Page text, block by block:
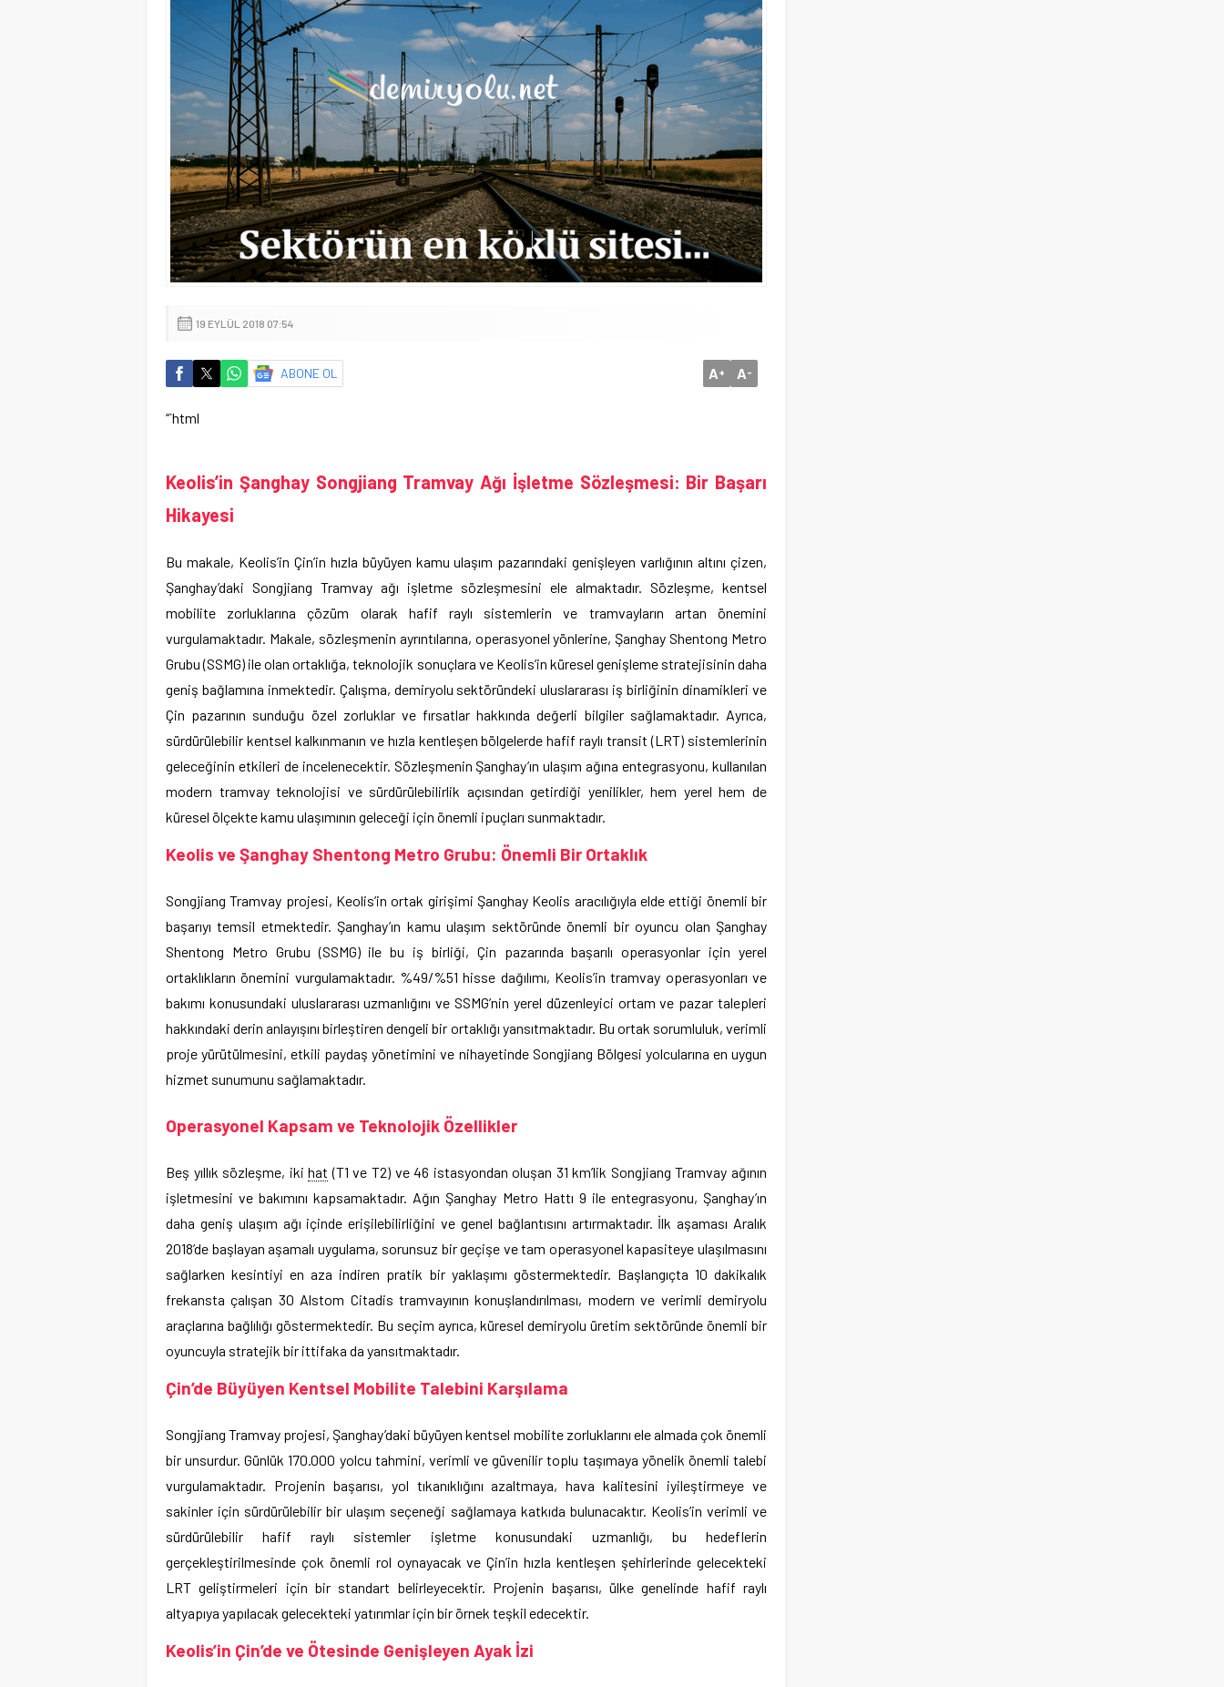
19 EYLÜL 2018 07:54
ABONE OL A+ A-
“`html
Keolis’in Şanghay Songjiang Tramvay Ağı İşletme Sözleşmesi: Bir Başarı
Hikayesi
Bu makale, Keolis’in Çin’in hızla büyüyen kamu ulaşım pazarındaki genişleyen varlığının altını çizen,
Şanghay’daki Songjiang Tramvay ağı işletme sözleşmesini ele almaktadır. Sözleşme, kentsel
mobilite zorluklarına çözüm olarak hafif raylı sistemlerin ve tramvayların artan önemini
vurgulamaktadır. Makale, sözleşmenin ayrıntılarına, operasyonel yönlerine, Şanghay Shentong Metro
Grubu (SSMG) ile olan ortaklığa, teknolojik sonuçlara ve Keolis’in küresel genişleme stratejisinin daha
geniş bağlamına inmektedir. Çalışma, demiryolu sektöründeki uluslararası iş birliğinin dinamikleri ve
Çin pazarının sunduğu özel zorluklar ve fırsatlar hakkında değerli bilgiler sağlamaktadır. Ayrıca,
sürdürülebilir kentsel kalkınmanın ve hızla kentleşen bölgelerde hafif raylı transit (LRT) sistemlerinin
geleceğinin etkileri de incelenecektir. Sözleşmenin Şanghay’ın ulaşım ağına entegrasyonu, kullanılan
modern tramvay teknolojisi ve sürdürülebilirlik açısından getirdiği yenilikler, hem yerel hem de
küresel ölçekte kamu ulaşımının geleceği için önemli ipuçları sunmaktadır.
Keolis ve Şanghay Shentong Metro Grubu: Önemli Bir Ortaklık
Songjiang Tramvay projesi, Keolis’in ortak girişimi Şanghay Keolis aracılığıyla elde ettiği önemli bir
başarıyı temsil etmektedir. Şanghay’ın kamu ulaşım sektöründe önemli bir oyuncu olan Şanghay
Shentong Metro Grubu (SSMG) ile bu iş birliği, Çin pazarında başarılı operasyonlar için yerel
ortaklıkların önemini vurgulamaktadır. %49/%51 hisse dağılımı, Keolis’in tramvay operasyonları ve
bakımı konusundaki uluslararası uzmanlığını ve SSMG’nin yerel düzenleyici ortam ve pazar talepleri
hakkındaki derin anlayışını birleştiren dengeli bir ortaklığı yansıtmaktadır. Bu ortak sorumluluk, verimli
proje yürütülmesini, etkili paydaş yönetimini ve nihayetinde Songjiang Bölgesi yolcularına en uygun
hizmet sunumunu sağlamaktadır.
Operasyonel Kapsam ve Teknolojik Özellikler
Beş yıllık sözleşme, ikihat (T1 ve T2) ve 46 istasyondan oluşan 31 km’lik Songjiang Tramvay ağının
işletmesini ve bakımını kapsamaktadır. Ağın Şanghay Metro Hattı 9 ile entegrasyonu, Şanghay’ın
daha geniş ulaşım ağı içinde erişilebilirliğini ve genel bağlantısını artırmaktadır. İlk aşaması Aralık
2018’de başlayan aşamalı uygulama, sorunsuz bir geçişe ve tam operasyonel kapasiteye ulaşılmasını
sağlarken kesintiyi en aza indiren pratik bir yaklaşımı göstermektedir. Başlangıçta 10 dakikalık
frekansta çalışan 30 Alstom Citadis tramvayının konuşlandırılması, modern ve verimli demiryolu
araçlarına bağlılığı göstermektedir. Bu seçim ayrıca, küresel demiryolu üretim sektöründe önemli bir
oyuncuyla stratejik bir ittifaka da yansıtmaktadır.
Çin’de Büyüyen Kentsel Mobilite Talebini Karşılama
Songjiang Tramvay projesi, Şanghay’daki büyüyen kentsel mobilite zorluklarını ele almada çok önemli
bir unsurdur. Günlük 170.000 yolcu tahmini, verimli ve güvenilir toplu taşımaya yönelik önemli talebi
vurgulamaktadır. Projenin başarısı, yol tıkanıklığını azaltmaya, hava kalitesini iyileştirmeye ve
sakinler için sürdürülebilir bir ulaşım seçeneği sağlamaya katkıda bulunacaktır. Keolis’in verimli ve
sürdürülebilir hafif raylı sistemler işletme konusundaki uzmanlığı, bu hedeflerin
gerçekleştirilmesinde çok önemli rol oynayacak ve Çin’in hızla kentleşen şehirlerinde gelecekteki
LRT geliştirmeleri için bir standart belirleyecektir. Projenin başarısı, ülke genelinde hafif raylı
altyapıya yapılacak gelecekteki yatırımlar için bir örnek teşkil edecektir.
Keolis’in Çin’de ve Ötesinde Genişleyen Ayak İzi